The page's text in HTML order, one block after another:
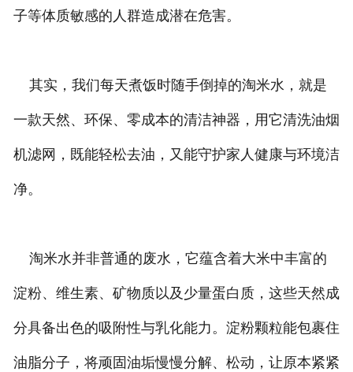
子等体质敏感的人群造成潜在危害。
其实，我们每天煮饭时随手倒掉的淘米水，就是
一款天然、环保、零成本的清洁神器，用它清洗油烟
机滤网，既能轻松去油，又能守护家人健康与环境洁
净。
淘米水并非普通的废水，它蕴含着大米中丰富的
淀粉、维生素、矿物质以及少量蛋白质，这些天然成
分具备出色的吸附性与乳化能力。淀粉颗粒能包裹住
油脂分子，将顽固油垢慢慢分解、松动，让原本紧紧